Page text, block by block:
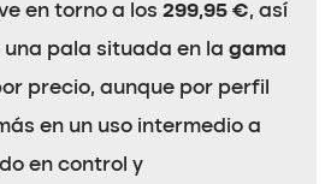
en torno a los 299,95 €, así
pala situada en la gama
precio, aunque por perfil
en un uso intermedio a
en control y